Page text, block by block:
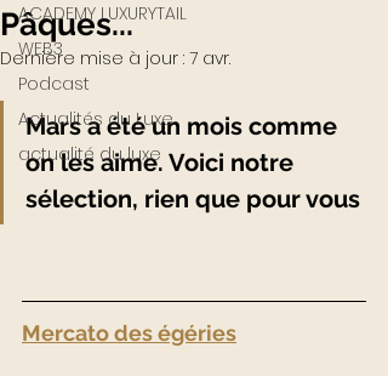
ACADEMY LUXURYTAIL
WEB3
Podcast
Actualités du Luxe
actualité du luxe
Pâques...
Dernière mise à jour : 7 avr.
Mars a été un mois comme
on les aime. Voici notre
sélection, rien que pour vous
Mercato des égéries